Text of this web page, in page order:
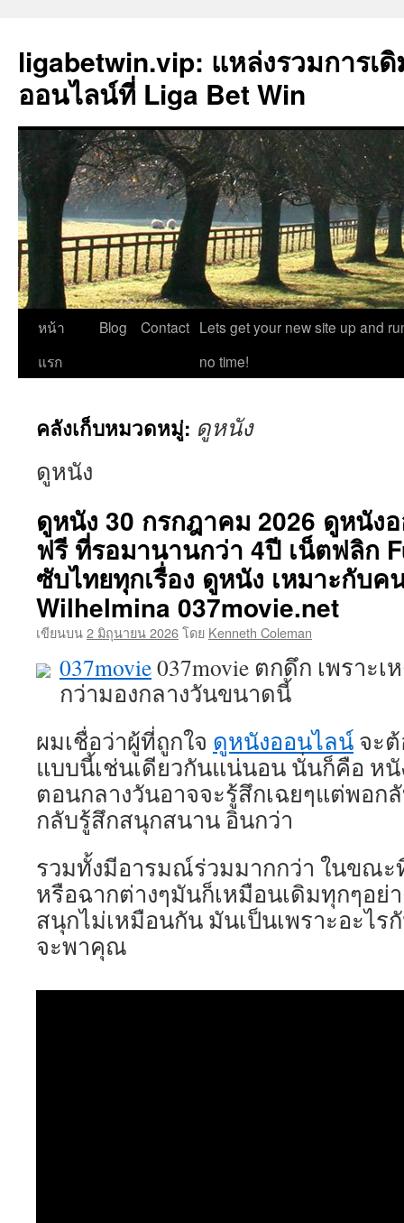
ligabetwin.vip: แหล่งรวมการเ
ออนไลน์ที่ Liga Bet Win
ข้าม
ไป
เนื้อหา
หน้า
แรก
Blog Contact Lets get your new site up and
no time!
คลังเก็บหมวดหมู่: ดูหนัง
ดูหนัง
ดูหนัง 30 กรกฎาคม 2026 ดูหนัง
ฟรี ที่รอมานานกว่า 4ปี เน็ตฟลิก
ซับไทยทุกเรื่อง ดูหนัง เหมาะกับค
Wilhelmina 037movie.net
เขียนบน2 มิถุนายน 2026โดย Kenneth Coleman
037movie037movie ตกดึก เพราะ
กว่ามองกลางวันขนาดนี้
ผมเชื่อว่าผู้ที่ถูกใจ ดูหนังออนไลน์ จะ
แบบนี้เช่นเดียวกันแน่นอน นั่นก็คือ หนั
ตอนกลางวันอาจจะรู้สึกเฉยๆแต่พอ
กลับรู้สึกสนุกสนาน อินกว่า
รวมทั้งมีอารมณ์ร่วมมากกว่า ในขณะ
หรือฉากต่างๆมันก็เหมือนเดิมทุกๆอย่
สนุกไม่เหมือนกัน มันเป็นเพราะอะไร
จะพาคุณ